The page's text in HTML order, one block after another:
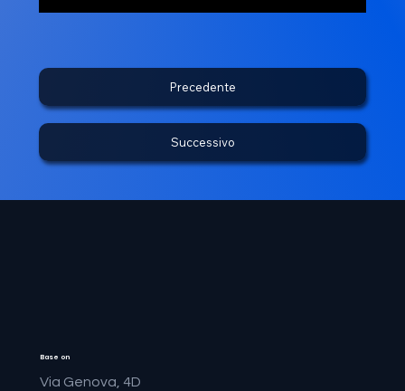
Precedente
Successivo
Via Genova, 4D
Base on